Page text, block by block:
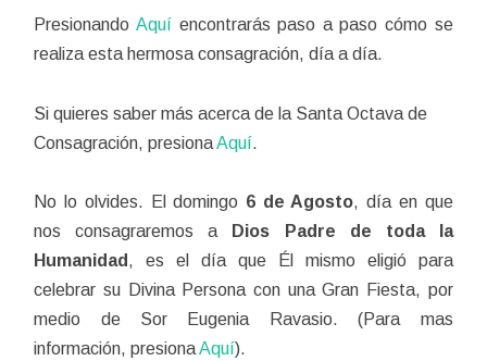
Presionando Aquí encontrarás paso a paso cómo se
realiza esta hermosa consagración, día a día.
Si quieres saber más acerca de la Santa Octava de
Consagración, presionaAquí.
No lo olvides. El domingo 6 de Agosto, día en que
nos consagraremos a
Dios Padre de toda la
Humanidad , es el día que Él mismo eligió para
celebrar su Divina Persona con una Gran Fiesta, por
medio de Sor Eugenia Ravasio. (Para mas
información, presionaAquí).